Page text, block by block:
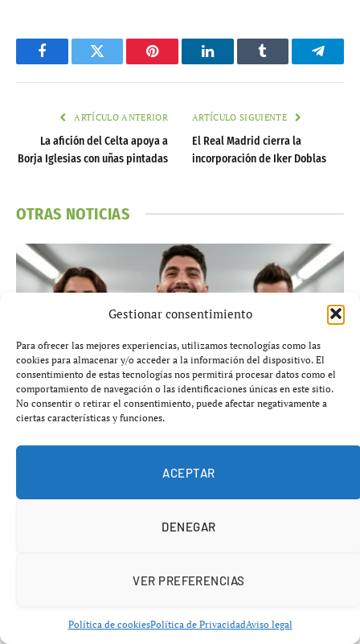
Gestionar consentimiento
Para ofrecer las mejores experiencias, utilizamos tecnologías como las
cookies para almacenar y/o acceder a la información del dispositivo. El
consentimiento de estas tecnologías nos permitirá procesar datos como el
comportamiento de navegación o las identificaciones únicas en este sitio.
No consentir o retirar el consentimiento, puede afectar negativamente a
ciertas características y funciones.
ACEPTAR
DENEGAR
VER PREFERENCIAS
Política de cookiesPolítica de PrivacidadAviso legal
FacebookTwitter Pinterest LinkedInTumblr
ARTÍCULO ANTERIOR
La afición del Celta apoya a
Borja Iglesias con uñas pintadas
ARTÍCULO SIGUIENTE
El Real Madrid cierra la
incorporación de Iker Doblas
OTRAS NOTICIAS
Unai Núñez se incorpora al Espanyol en calidad de
agosto 6, 2026